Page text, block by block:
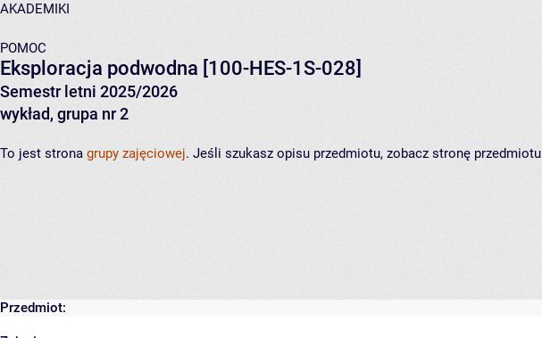
AKADEMIKI
POMOC
Eksploracja podwodna [100-HES-1S-028]
Semestr letni 2025/2026
wykład, grupa nr 2
To jest strona grupy zajęciowej. Jeśli szukasz opisu przedmiotu, zobacz stronę przedmiotu
Przedmiot: